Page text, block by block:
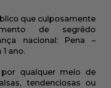
que culposamente
de segrêdo
nacional: Pena –
ano.
qualquer meio de
tendenciosas ou